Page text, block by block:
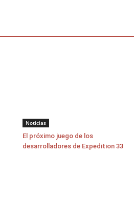
Noticias
El próximo juego de los
desarrolladores de Expedition 33